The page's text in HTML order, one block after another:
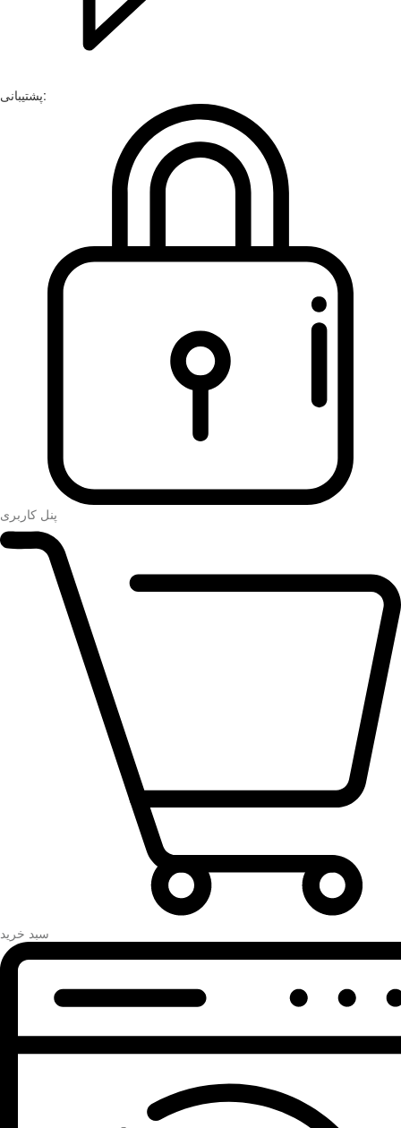
پشتیبانی:
پنل کاربری
سبد خرید